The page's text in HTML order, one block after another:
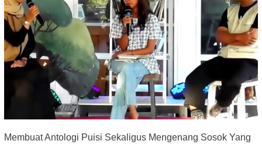
Membuat Antologi Puisi Sekaligus Mengenang Sosok Yang